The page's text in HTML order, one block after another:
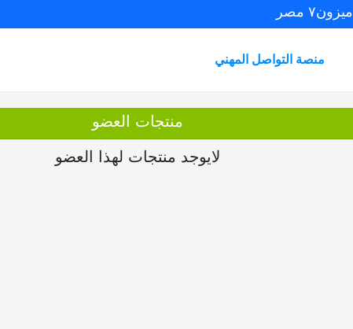
ميزون٧ مصر
منصة التواصل المهني
منتجات العضو
لايوجد منتجات لهذا العضو